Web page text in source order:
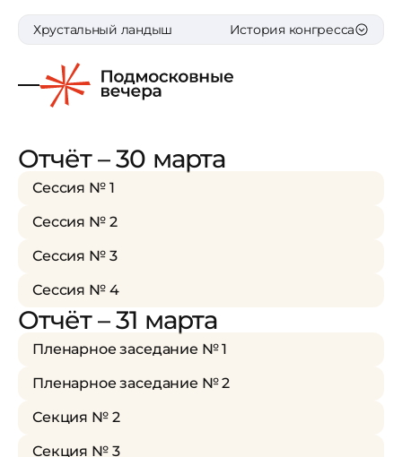
Хрустальный ландыш История конгресса
Отчёт – 30 марта
Сессия № 1
Сессия № 2
Сессия № 3
Сессия № 4
Отчёт – 31 марта
Пленарное заседание № 1
Пленарное заседание № 2
Секция № 2
Секция № 3